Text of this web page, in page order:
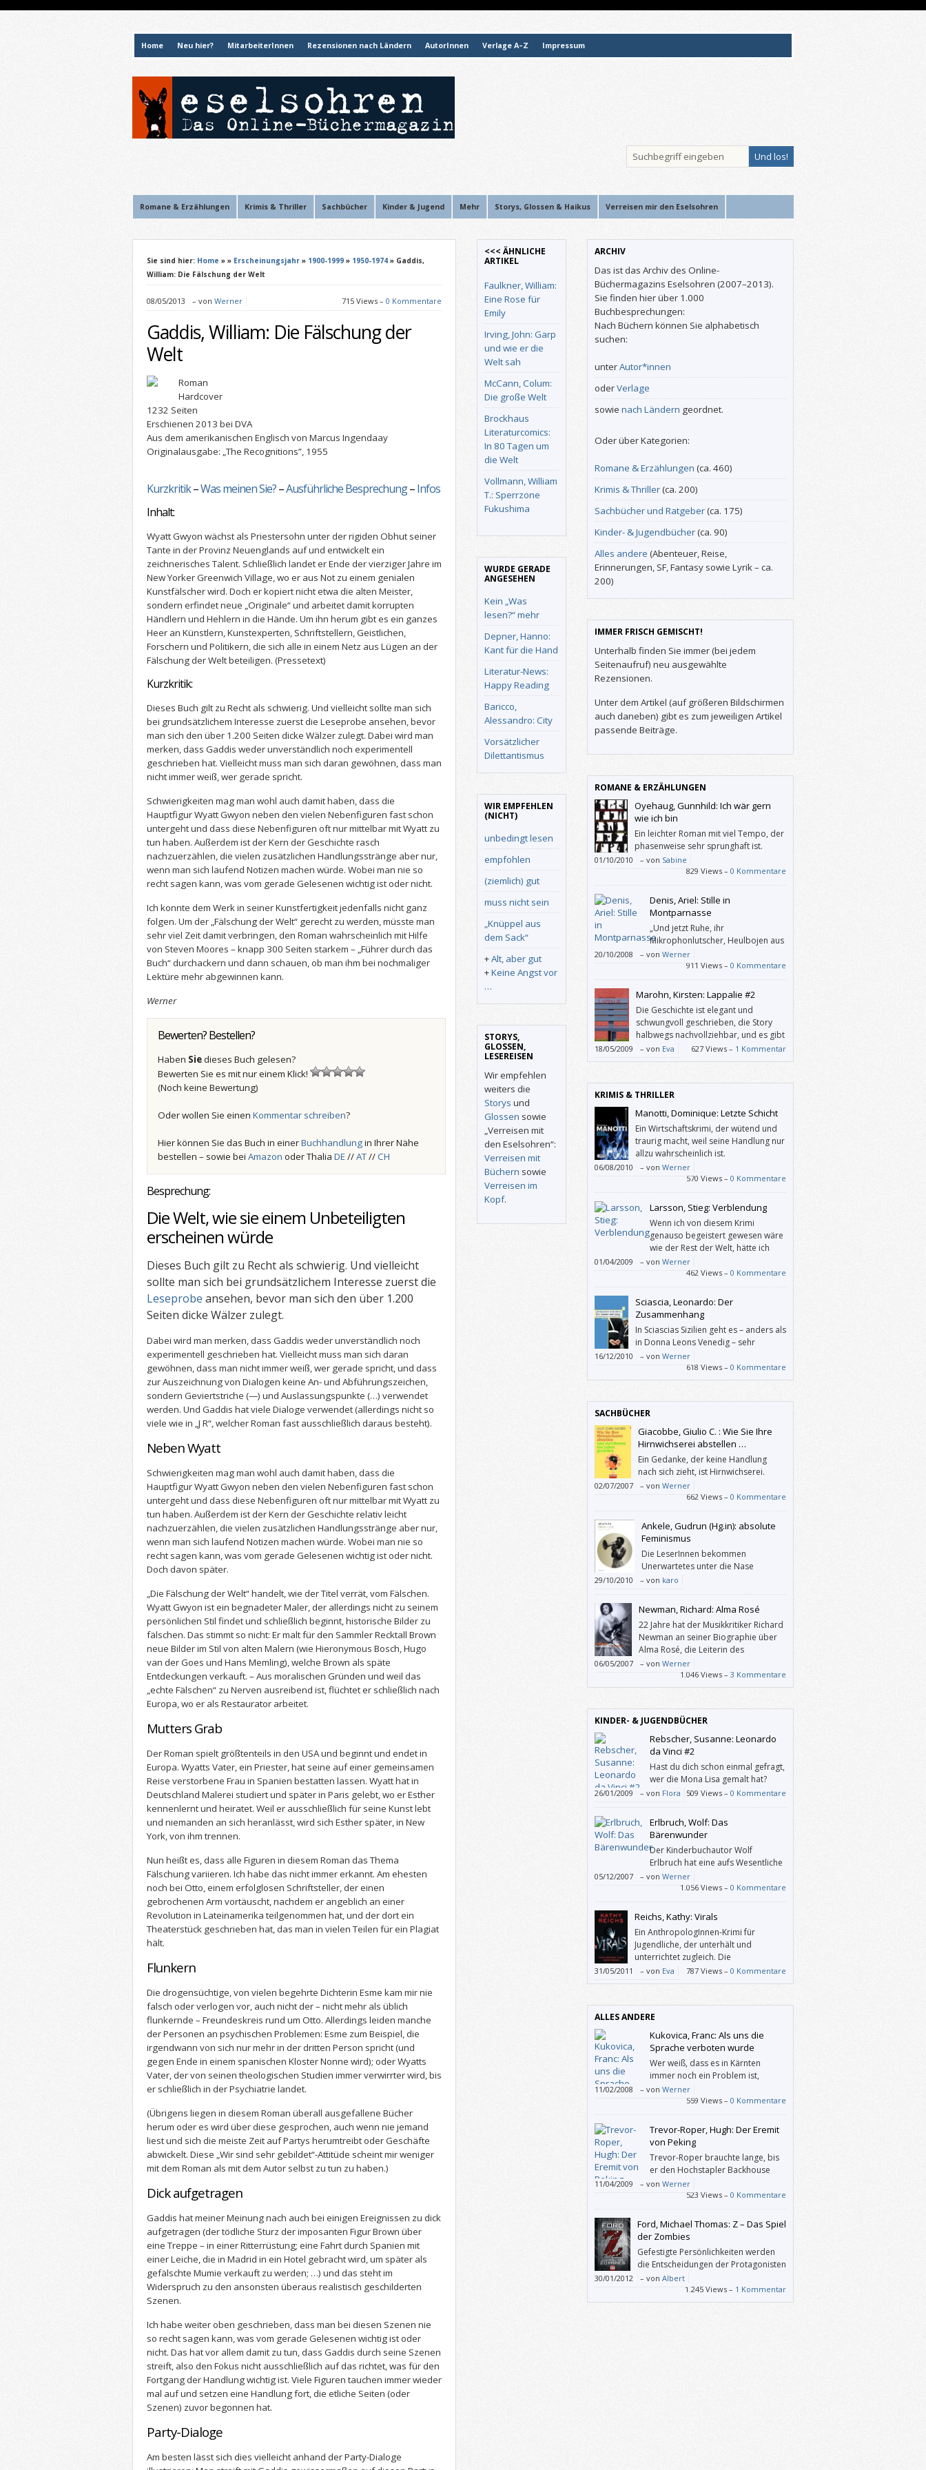
Home Neu hier? MitarbeiterInnen Rezensionen nach Ländern AutorInnen Verlage A–Z Impressum
Romane & Erzählungen Krimis & Thriller Sachbücher Kinder & Jugend Mehr Storys, Glossen & Haikus Verreisen mir den Eselsohren
Sie sind hier: Home » » Erscheinungsjahr » 1900-1999 » 1950-1974 » Gaddis,
William: Die Fälschung der Welt
08/05/2013 – von Werner 715 Views – 0 Kommentare
Gaddis, William: Die Fälschung der
Welt
Roman
Hardcover
1232 Seiten
Erschienen 2013 bei DVA
Aus dem amerikanischen Englisch von Marcus Ingendaay
Originalausgabe: „The Recognitions”, 1955
Kurzkritik–Was meinen Sie?–Ausführliche Besprechung–Infos
Inhalt:
Wyatt Gwyon wächst als Priestersohn unter der rigiden Obhut seiner
Tante in der Provinz Neuenglands auf und entwickelt ein
zeichnerisches Talent. Schließlich landet er Ende der vierziger Jahre im
New Yorker Greenwich Village, wo er aus Not zu einem genialen
Kunstfälscher wird. Doch er kopiert nicht etwa die alten Meister,
sondern erfindet neue „Originale“ und arbeitet damit korrupten
Händlern und Hehlern in die Hände. Um ihn herum gibt es ein ganzes
Heer an Künstlern, Kunstexperten, Schriftstellern, Geistlichen,
Forschern und Politikern, die sich alle in einem Netz aus Lügen an der
Fälschung der Welt beteiligen. (Pressetext)
Kurzkritik:
Dieses Buch gilt zu Recht als schwierig. Und vielleicht sollte man sich
bei grundsätzlichem Interesse zuerst die Leseprobe ansehen, bevor
man sich den über 1.200 Seiten dicke Wälzer zulegt. Dabei wird man
merken, dass Gaddis weder unverständlich noch experimentell
geschrieben hat. Vielleicht muss man sich daran gewöhnen, dass man
nicht immer weiß, wer gerade spricht.
Schwierigkeiten mag man wohl auch damit haben, dass die
Hauptfigur Wyatt Gwyon neben den vielen Nebenfiguren fast schon
untergeht und dass diese Nebenfiguren oft nur mittelbar mit Wyatt zu
tun haben. Außerdem ist der Kern der Geschichte rasch
nachzuerzählen, die vielen zusätzlichen Handlungsstränge aber nur,
wenn man sich laufend Notizen machen würde. Wobei man nie so
recht sagen kann, was vom gerade Gelesenen wichtig ist oder nicht.
Ich konnte dem Werk in seiner Kunstfertigkeit jedenfalls nicht ganz
folgen. Um der „Fälschung der Welt“ gerecht zu werden, müsste man
sehr viel Zeit damit verbringen, den Roman wahrscheinlich mit Hilfe
von Steven Moores – knapp 300 Seiten starkem – „Führer durch das
Buch“ durchackern und dann schauen, ob man ihm bei nochmaliger
Lektüre mehr abgewinnen kann.
Werner
Bewerten? Bestellen?
Haben Siedieses Buch gelesen?
Bewerten Sie es mit nur einem Klick!
(Noch keine Bewertung)
Oder wollen Sie einen Kommentar schreiben?
Hier können Sie das Buch in einerBuchhandlungin Ihrer Nähe
bestellen – sowie bei Amazon oder Thalia DE//AT//CH
Besprechung:
Die Welt, wie sie einem Unbeteiligten
erscheinen würde
Dieses Buch gilt zu Recht als schwierig. Und vielleicht
sollte man sich bei grundsätzlichem Interesse zuerst die
Leseprobe ansehen, bevor man sich den über 1.200
Seiten dicke Wälzer zulegt.
Dabei wird man merken, dass Gaddis weder unverständlich noch
experimentell geschrieben hat. Vielleicht muss man sich daran
gewöhnen, dass man nicht immer weiß, wer gerade spricht, und dass
zur Auszeichnung von Dialogen keine An- und Abführungszeichen,
sondern Geviertstriche (—) und Auslassungspunkte (…) verwendet
werden. Und Gaddis hat viele Dialoge verwendet (allerdings nicht so
viele wie in „J R“, welcher Roman fast ausschließlich daraus besteht).
Neben Wyatt
Schwierigkeiten mag man wohl auch damit haben, dass die
Hauptfigur Wyatt Gwyon neben den vielen Nebenfiguren fast schon
untergeht und dass diese Nebenfiguren oft nur mittelbar mit Wyatt zu
tun haben. Außerdem ist der Kern der Geschichte relativ leicht
nachzuerzählen, die vielen zusätzlichen Handlungsstränge aber nur,
wenn man sich laufend Notizen machen würde. Wobei man nie so
recht sagen kann, was vom gerade Gelesenen wichtig ist oder nicht.
Doch davon später.
„Die Fälschung der Welt“ handelt, wie der Titel verrät, vom Fälschen.
Wyatt Gwyon ist ein begnadeter Maler, der allerdings nicht zu seinem
persönlichen Stil findet und schließlich beginnt, historische Bilder zu
fälschen. Das stimmt so nicht: Er malt für den Sammler Recktall Brown
neue Bilder im Stil von alten Malern (wie Hieronymous Bosch, Hugo
van der Goes und Hans Memling), welche Brown als späte
Entdeckungen verkauft. – Aus moralischen Gründen und weil das
„echte Fälschen“ zu Nerven ausreibend ist, flüchtet er schließlich nach
Europa, wo er als Restaurator arbeitet.
Mutters Grab
Der Roman spielt größtenteils in den USA und beginnt und endet in
Europa. Wyatts Vater, ein Priester, hat seine auf einer gemeinsamen
Reise verstorbene Frau in Spanien bestatten lassen. Wyatt hat in
Deutschland Malerei studiert und später in Paris gelebt, wo er Esther
kennenlernt und heiratet. Weil er ausschließlich für seine Kunst lebt
und niemanden an sich heranlässt, wird sich Esther später, in New
York, von ihm trennen.
Nun heißt es, dass alle Figuren in diesem Roman das Thema
Fälschung variieren. Ich habe das nicht immer erkannt. Am ehesten
noch bei Otto, einem erfolglosen Schriftsteller, der einen
gebrochenen Arm vortäuscht, nachdem er angeblich an einer
Revolution in Lateinamerika teilgenommen hat, und der dort ein
Theaterstück geschrieben hat, das man in vielen Teilen für ein Plagiat
hält.
Flunkern
Die drogensüchtige, von vielen begehrte Dichterin Esme kam mir nie
falsch oder verlogen vor, auch nicht der – nicht mehr als üblich
flunkernde – Freundeskreis rund um Otto. Allerdings leiden manche
der Personen an psychischen Problemen: Esme zum Beispiel, die
irgendwann von sich nur mehr in der dritten Person spricht (und
gegen Ende in einem spanischen Kloster Nonne wird); oder Wyatts
Vater, der von seinen theologischen Studien immer verwirrter wird, bis
er schließlich in der Psychiatrie landet.
(Übrigens liegen in diesem Roman überall ausgefallene Bücher
herum oder es wird über diese gesprochen, auch wenn nie jemand
liest und sich die meiste Zeit auf Partys herumtreibt oder Geschäfte
abwickelt. Diese „Wir sind sehr gebildet“-Attitüde scheint mir weniger
mit dem Roman als mit dem Autor selbst zu tun zu haben.)
Dick aufgetragen
Gaddis hat meiner Meinung nach auch bei einigen Ereignissen zu dick
aufgetragen (der tödliche Sturz der imposanten Figur Brown über
eine Treppe – in einer Ritterrüstung; eine Fahrt durch Spanien mit
einer Leiche, die in Madrid in ein Hotel gebracht wird, um später als
gefälschte Mumie verkauft zu werden; …) und das steht im
Widerspruch zu den ansonsten überaus realistisch geschilderten
Szenen.
Ich habe weiter oben geschrieben, dass man bei diesen Szenen nie
so recht sagen kann, was vom gerade Gelesenen wichtig ist oder
nicht. Das hat vor allem damit zu tun, dass Gaddis durch seine Szenen
streift, also den Fokus nicht ausschließlich auf das richtet, was für den
Fortgang der Handlung wichtig ist. Viele Figuren tauchen immer wieder
mal auf und setzen eine Handlung fort, die etliche Seiten (oder
Szenen) zuvor begonnen hat.
Party-Dialoge
Am besten lässt sich dies vielleicht anhand der Party-Dialoge
<<< ÄHNLICHE
ARTIKEL
Faulkner, William:
Eine Rose für
Emily
Irving, John: Garp
und wie er die
Welt sah
McCann, Colum:
Die große Welt
Brockhaus
Literaturcomics:
In 80 Tagen um
die Welt
Vollmann, William
T.: Sperrzone
Fukushima
WURDE GERADE
ANGESEHEN
Kein „Was
lesen?“ mehr
Depner, Hanno:
Kant für die Hand
Literatur-News:
Happy Reading
Baricco,
Alessandro: City
Vorsätzlicher
Dilettantismus
WIR EMPFEHLEN
(NICHT)
unbedingt lesen
empfohlen
(ziemlich) gut
muss nicht sein
„Knüppel aus
dem Sack“
+Alt, aber gut
+Keine Angst vor
…
STORYS,
GLOSSEN,
LESEREISEN
Wir empfehlen
weiters die
Storys und
Glossen sowie
„Verreisen mit
den Eselsohren“:
Verreisen mit
Büchern sowie
Verreisen im
Kopf.
ARCHIV
Das ist das Archiv des Online-
Büchermagazins Eselsohren (2007–2013).
Sie finden hier über 1.000
Buchbesprechungen:
Nach Büchern können Sie alphabetisch
suchen:
unterAutor*innen
oderVerlage
sowie nach Ländern geordnet.
Oder über Kategorien:
Romane & Erzählungen (ca. 460)
Krimis & Thriller(ca. 200)
Sachbücher und Ratgeber(ca. 175)
Kinder- & Jugendbücher(ca. 90)
Alles andere (Abenteuer, Reise,
Erinnerungen, SF, Fantasy sowie Lyrik – ca.
200)
IMMER FRISCH GEMISCHT!
Unterhalb finden Sie immer (bei jedem
Seitenaufruf) neu ausgewählte
Rezensionen.
Unter dem Artikel (auf größeren Bildschirmen
auch daneben) gibt es zum jeweiligen Artikel
passende Beiträge.
ROMANE & ERZÄHLUNGEN
Oyehaug, Gunnhild: Ich wär gern
wie ich bin
Ein leichter Roman mit viel Tempo, der
phasenweise sehr sprunghaft ist.
01/10/2010 – von Sabine
829 Views – 0 Kommentare
Denis, Ariel: Stille in
Montparnasse
„Und jetzt Ruhe, ihr
Mikrophonlutscher, Heulbojen aus
den Tonstudios, ihr faden
Wisperer, Playbacksänger, ihr Bercy-
Großkonzertpilger, ihr Kreativ-DJs für hippe
Analphabeten und abgedrehte Snobs
durchgemachter Nächte, ihr abgewrackten
Rocker, ihr abgerissenen Rapper, ihr geblufften
Bluffer, Kuschelmusiksänger ohne jeden Charme
und ihr vollgedröhnten stimmlosen
Woodstockschreihälse, ihr Hitparadensieger von
Radio-Kakerlake.“
20/10/2008 – von Werner
911 Views – 0 Kommentare
Marohn, Kirsten: Lappalie #2
Die Geschichte ist elegant und
schwungvoll geschrieben, die Story
halbwegs nachvollziehbar, und es gibt
einige zart und einfühlsam, beinahe
poetisch beschriebene Momentaufnahmen, die
18/05/2009 – von Eva 627 Views – 1 Kommentar
KRIMIS & THRILLER
Manotti, Dominique: Letzte Schicht
Ein Wirtschaftskrimi, der wütend und
traurig macht, weil seine Handlung nur
allzu wahrscheinlich ist.
06/08/2010 – von Werner
570 Views – 0 Kommentare
Larsson, Stieg: Verblendung
Wenn ich von diesem Krimi
genauso begeistert gewesen wäre
wie der Rest der Welt, hätte ich
wahrscheinlich gar nichts darüber
geschrieben.
01/04/2009 – von Werner
462 Views – 0 Kommentare
Sciascia, Leonardo: Der
Zusammenhang
In Sciascias Sizilien geht es – anders als
in Donna Leons Venedig – sehr
ungemütlich zu.
16/12/2010 – von Werner
618 Views – 0 Kommentare
SACHBÜCHER
Giacobbe, Giulio C. : Wie Sie Ihre
Hirnwichserei abstellen …
Ein Gedanke, der keine Handlung
nach sich zieht, ist Hirnwichserei.
02/07/2007 – von Werner
662 Views – 0 Kommentare
Ankele, Gudrun (Hg.in): absolute
Feminismus
Die LeserInnen bekommen
Unerwartetes unter die Nase
gerieben und werden mit
Verbindungen konfrontiert, die neugierig
machen.
29/10/2010 – von karo
Newman, Richard: Alma Rosé
22 Jahre hat der Musikkritiker Richard
Newman an seiner Biographie über
Alma Rosé, die Leiterin des
Frauenorchesters von Auschwitz,
gearbeitet.
06/05/2007 – von Werner
1.046 Views – 3 Kommentare
KINDER- & JUGENDBÜCHER
Rebscher, Susanne: Leonardo
da Vinci #2
Hast du dich schon einmal gefragt,
wer die Mona Lisa gemalt hat?
Oder interessieren dich vielleicht
die Erfindungen von Leonardo da Vinci? Der war
nämlich nicht nur Maler, sondern auch Bildhauer
und Forscher und Architekt und Ingenieur und
hat Waffen, aber auch Arbeitsgeräte und sogar
Musikinstrumente erfunden.
26/01/2009 – von Flora 509 Views – 0 Kommentare
Erlbruch, Wolf: Das
Bärenwunder
Der Kinderbuchautor Wolf
Erlbruch hat eine aufs Wesentliche
reduzierte Art zu schreiben und er
zeichnet wunderbar knapp an der Realität
vorbei.
05/12/2007 – von Werner
1.056 Views – 0 Kommentare
Reichs, Kathy: Virals
Ein AnthropologInnen-Krimi für
Jugendliche, der unterhält und
unterrichtet zugleich. Die
ProtagonistInnen sind allesamt auf
feine Art illustrierte Prototypen und laden daher
eher Mädchen ansprechen.
31/05/2011 – von Eva 787 Views – 0 Kommentare
ALLES ANDERE
Kukovica, Franc: Als uns die
Sprache verboten wurde
Wer weiß, dass es in Kärnten
immer noch ein Problem ist,
zweisprachige Ortstaffeln
aufzustellen, wird in diesem Buch eher indirekt
auf Gründe dafür finden.
11/02/2008 – von Werner
559 Views – 0 Kommentare
Trevor-Roper, Hugh: Der Eremit
von Peking
Trevor-Roper brauchte lange, bis
er den Hochstapler Backhouse
entlarven konnte. Und er nimmt
die LeserInnen gewissermaßen an der Hand und
präsentiert ihnen erst einmal die glänzende
öffentliche Figur Backhouse. Dann kratzt er
Lebensphase für Lebensphase den Lack ab, bis
von dem anfangs imposanten Menschen nur
noch ein erbärmlicher Rest übrig bleibt.
11/04/2009 – von Werner
523 Views – 0 Kommentare
Ford, Michael Thomas: Z – Das Spiel
der Zombies
Gefestigte Persönlichkeiten werden
die Entscheidungen der Protagonisten
nur selten nachvollziehen können.
Dennoch ist gut beschrieben, wie ein (für
Erwachsene) harmloses Problem durch
30/01/2012 – von Albert
1.245 Views – 1 Kommentar